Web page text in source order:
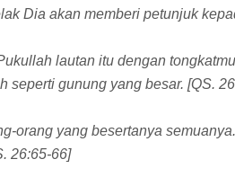
Dia akan memberi petunjuk
lautan itu dengan
seperti gunung yang besar. [QS.
orang yang besertanya
26:65-66]